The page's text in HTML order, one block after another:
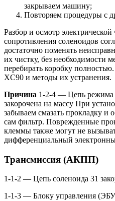
закрываем машину;
Повторяем процедуры с
Разбор и осмотр электрической
сопротивления соленоидов
достаточно поменять
их чистку, без необходимости
перебирать коробку
XC90 и методы их устранения.
Причина 1-2-4 — Цепь режима
закорочена на массу При
забываем смазать прокладку и
сам фильтр. Поврежденные
клеммы также могут не
дифференциальный
Трансмиссия (АКПП)
1-1-2 — Цепь соленоида 31
1-1-3 — Блоку управления